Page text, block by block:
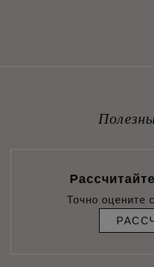
Точно оцените